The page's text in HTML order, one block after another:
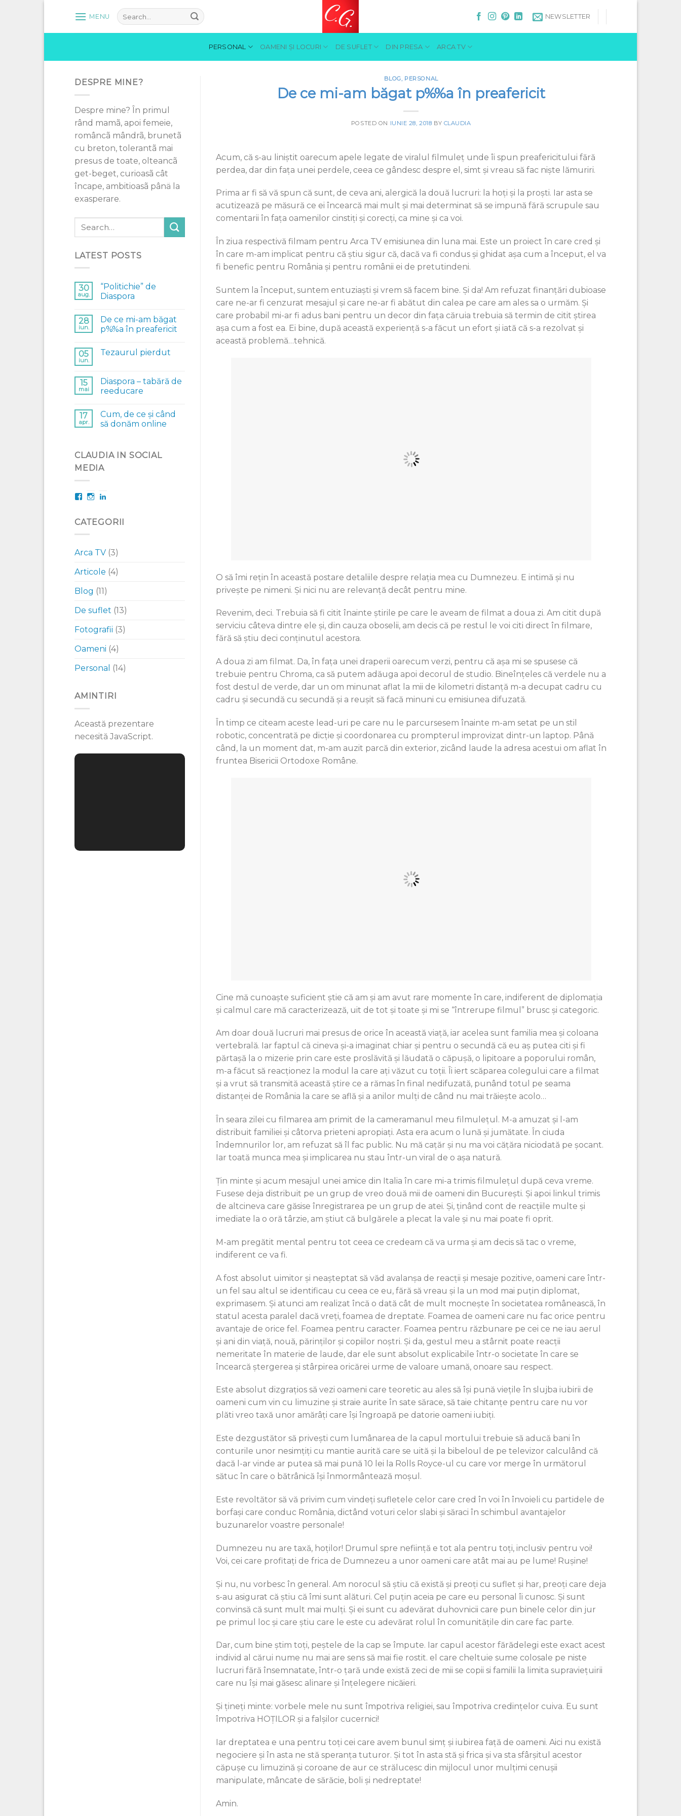
content
MENU NEWSLETTER
PERSONAL OAMENI ŞI LOCURI DE SUFLET DIN PRESA ARCA TV
DESPRE MINE?
Despre mine? În primul
rând mamã, apoi femeie,
româncã mândrã, brunetã
cu breton, tolerantã mai
presus de toate, olteancã
get-beget, curioasã cât
încape, ambitioasã pânä la
exasperare.
LATEST POSTS
30
aug.
“Politichie” de
Diaspora
28
iun.
De ce mi-am băgat
p%%a în preafericit
05
iun.
Tezaurul pierdut
15
mai
Diaspora – tabără de
reeducare
17
apr.
Cum, de ce și când
să donăm online
CLAUDIA IN SOCIAL
MEDIA
FacebookInstagram
CATEGORII
Arca TV (3)
Articole (4)
Blog (11)
De suflet (13)
Fotografii (3)
Oameni (4)
Personal
(14)
AMINTIRI
Această prezentare
necesită JavaScript.
BLOG, PERSONAL
De ce mi-am băgat p%%a în preafericit
POSTED ON IUNIE 28, 2018 BY CLAUDIA
Acum, că s-au liniștit oarecum apele legate de viralul filmuleț unde îi spun preafericitului fără
perdea, dar din fața unei perdele, ceea ce gândesc despre el, simt și vreau să fac niște lămuriri.
Prima ar fi să vă spun că sunt, de ceva ani, alergică la două lucruri: la hoți și la proști. Iar asta se
acutizează pe măsură ce ei încearcă mai mult și mai determinat să se impună fără scrupule sau
comentarii în fața oamenilor cinstiți şi corecți, ca mine și ca voi.
În ziua respectivă filmam pentru Arca TV emisiunea din luna mai. Este un proiect în care cred și
în care m-am implicat pentru că știu sigur că, dacă va fi condus și ghidat așa cum a început, el va
fi benefic pentru România și pentru românii ei de pretutindeni.
Suntem la început, suntem entuziaști și vrem să facem bine. Și da! Am refuzat finanțări dubioase
care ne-ar fi cenzurat mesajul și care ne-ar fi abătut din calea pe care am ales sa o urmăm. Și
care probabil mi-ar fi adus bani pentru un decor din fața căruia trebuia să termin de citit știrea
așa cum a fost ea. Ei bine, după această experiență s-a făcut un efort și iată că s-a rezolvat și
această problemă…tehnică.
O să îmi rețin în această postare detaliile despre relația mea cu Dumnezeu. E intimă și nu
privește pe nimeni. Și nici nu are relevanță decât pentru mine.
Revenim, deci. Trebuia să fi citit înainte știrile pe care le aveam de filmat a doua zi. Am citit după
serviciu câteva dintre ele și, din cauza oboselii, am decis că pe restul le voi citi direct în filmare,
fără să știu deci conținutul acestora.
A doua zi am filmat. Da, în fața unei draperii oarecum verzi, pentru că așa mi se spusese că
trebuie pentru Chroma, ca să putem adăuga apoi decorul de studio. Bineînțeles că verdele nu a
fost destul de verde, dar un om minunat aflat la mii de kilometri distanță m-a decupat cadru cu
cadru și secundă cu secundă și a reușit să facă minuni cu emisiunea difuzată.
În timp ce citeam aceste lead-uri pe care nu le parcursesem înainte m-am setat pe un stil
robotic, concentrată pe dicție și coordonarea cu prompterul improvizat dintr-un laptop. Până
când, la un moment dat, m-am auzit parcă din exterior, zicând laude la adresa acestui om aflat în
fruntea Bisericii Ortodoxe Române.
Cine mă cunoaște suficient știe că am și am avut rare momente în care, indiferent de diplomația
şi calmul care mă caracterizează, uit de tot și toate și mi se “întrerupe filmul” brusc și categoric.
Am doar două lucruri mai presus de orice în această viață, iar acelea sunt familia mea și coloana
vertebrală. Iar faptul că cineva şi-a imaginat chiar și pentru o secundă că eu aș putea citi și fi
părtaşă la o mizerie prin care este proslăvită și lăudată o căpușă, o lipitoare a poporului român,
m-a făcut să reacționez la modul la care ați văzut cu toții. Îi iert scăparea colegului care a filmat
și a vrut să transmită această ştire ce a rămas în final nedifuzată, punând totul pe seama
distanței de România la care se află și a anilor mulți de când nu mai trăiește acolo…
În seara zilei cu filmarea am primit de la cameramanul meu filmulețul. M-a amuzat și l-am
distribuit familiei și câtorva prieteni apropiați. Asta era acum o lună şi jumătate. În ciuda
îndemnurilor lor, am refuzat să îl fac public. Nu mă cațăr și nu ma voi cățăra niciodată pe șocant.
Iar toată munca mea și implicarea nu stau într-un viral de o aşa natură.
Țin minte și acum mesajul unei amice din Italia în care mi-a trimis filmulețul după ceva vreme.
Fusese deja distribuit pe un grup de vreo două mii de oameni din București. Și apoi linkul trimis
de altcineva care găsise înregistrarea pe un grup de atei. Și, ținând cont de reacțiile multe şi
imediate la o oră târzie, am știut că bulgărele a plecat la vale și nu mai poate fi oprit.
M-am pregătit mental pentru tot ceea ce credeam că va urma și am decis să tac o vreme,
indiferent ce va fi.
A fost absolut uimitor şi neașteptat să văd avalanșa de reacții și mesaje pozitive, oameni care într-
un fel sau altul se identificau cu ceea ce eu, fără să vreau și la un mod mai puțin diplomat,
exprimasem. Și atunci am realizat încă o dată cât de mult mocnește în societatea românească, în
statul acesta paralel dacă vreți, foamea de dreptate. Foamea de oameni care nu fac orice pentru
avantaje de orice fel. Foamea pentru caracter. Foamea pentru răzbunare pe cei ce ne iau aerul
şi ani din viață, nouă, părinţilor şi copiilor noștri. Și da, gestul meu a stârnit poate reacții
nemeritate în materie de laude, dar ele sunt absolut explicabile într-o societate în care se
încearcă ștergerea și stârpirea oricărei urme de valoare umană, onoare sau respect.
Este absolut dizgrațios să vezi oameni care teoretic au ales să își pună viețile în slujba iubirii de
oameni cum vin cu limuzine şi straie aurite în sate sărace, să taie chitanțe pentru care nu vor
plăti vreo taxă unor amărâți care își îngroapă pe datorie oameni iubiți.
Este dezgustător să privești cum lumânarea de la capul mortului trebuie să aducă bani în
conturile unor nesimțiți cu mantie aurită care se uită și la bibeloul de pe televizor calculând că
dacă l-ar vinde ar putea să mai pună 10 lei la Rolls Royce-ul cu care vor merge în următorul
sătuc în care o bătrânică își înmormântează moșul.
Este revoltător să vă privim cum vindeți sufletele celor care cred în voi în învoieli cu partidele de
borfași care conduc România, dictând voturi celor slabi și săraci în schimbul avantajelor
buzunarelor voastre personale!
Dumnezeu nu are taxă, hoților! Drumul spre neființă e tot ala pentru toți, inclusiv pentru voi!
Voi, cei care profitați de frica de Dumnezeu a unor oameni care atât mai au pe lume! Rușine!
Și nu, nu vorbesc în general. Am norocul să ştiu că există și preoți cu suflet și har, preoți care deja
s-au asigurat că știu că îmi sunt alături. Cel puțin aceia pe care eu personal îi cunosc. Şi sunt
convinsă că sunt mult mai mulți. Și ei sunt cu adevărat duhovnicii care pun binele celor din jur
pe primul loc și care știu care le este cu adevărat rolul în comunitățile din care fac parte.
Dar, cum bine ştim toţi, peştele de la cap se împute. Iar capul acestor fărădelegi este exact acest
individ al cărui nume nu mai are sens să mai fie rostit. el care cheltuie sume colosale pe niste
lucruri fără însemnatate, într-o ţară unde există zeci de mii se copii si familii la limita supravieţuirii
care nu îşi mai găsesc alinare şi înţelegere nicăieri.
Şi ţineţi minte: vorbele mele nu sunt împotriva religiei, sau împotriva credinţelor cuiva. Eu sunt
împotriva HOŢILOR și a falșilor cucernici!
Iar dreptatea e una pentru toți cei care avem bunul simț și iubirea față de oameni. Aici nu există
negociere și în asta ne stă speranța tuturor. Și tot în asta stă și frica și va sta sfârșitul acestor
căpușe cu limuzină și coroane de aur ce strălucesc din mijlocul unor mulţimi cenuşii
manipulate, mâncate de sărăcie, boli şi nedreptate!
Amin.